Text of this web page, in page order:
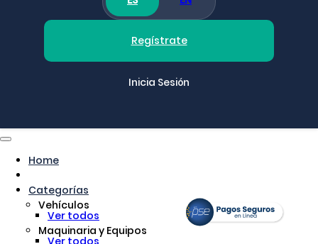
Regístrate
Inicia Sesión
Home
Categorías
Vehículos
Ver todos
Maquinaria y Equipos
Ver todos